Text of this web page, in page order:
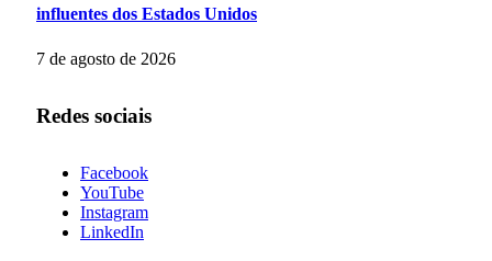
influentes dos Estados Unidos
7 de agosto de 2026
Redes sociais
Facebook
YouTube
Instagram
LinkedIn